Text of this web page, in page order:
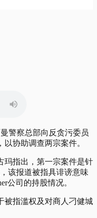
警察总部向反贪污委员
协助调查两宗案件。
玛指出，第一宗案件是针
该报道被指具诽谤意味
公司的持股情况。
被指滥权及对商人刁健城